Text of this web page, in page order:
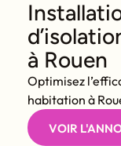
à Rouen
Optimisez
habitation à
VOIR